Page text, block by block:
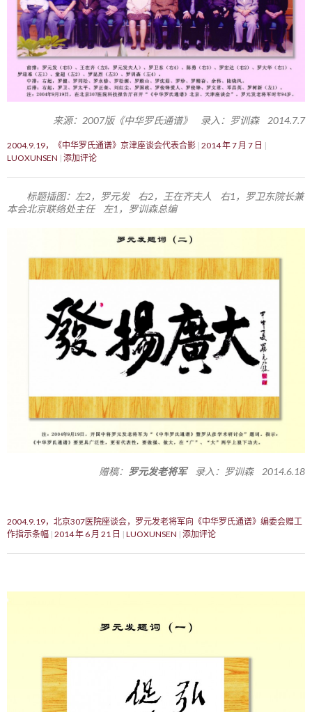
来源：2007版《中华罗氏通谱》 录入：罗训森 2014.7.7
2004.9.19，《中华罗氏通谱》京津座谈会代表合影 2014 年 7 月 7 日
LUOXUNSEN 添加评论
标题插图：左2，罗元发 右2，王在齐夫人 右1，罗卫东院长兼
本会北京联络处主任 左1，罗训森总编
赠稿： 罗元发老将军录入：罗训森 2014.6.18
2004.9.19，北京307医院座谈会，罗元发老将军向《中华罗氏通谱》编委会赠工
作指示条幅 2014 年 6 月 21 日 LUOXUNSEN 添加评论